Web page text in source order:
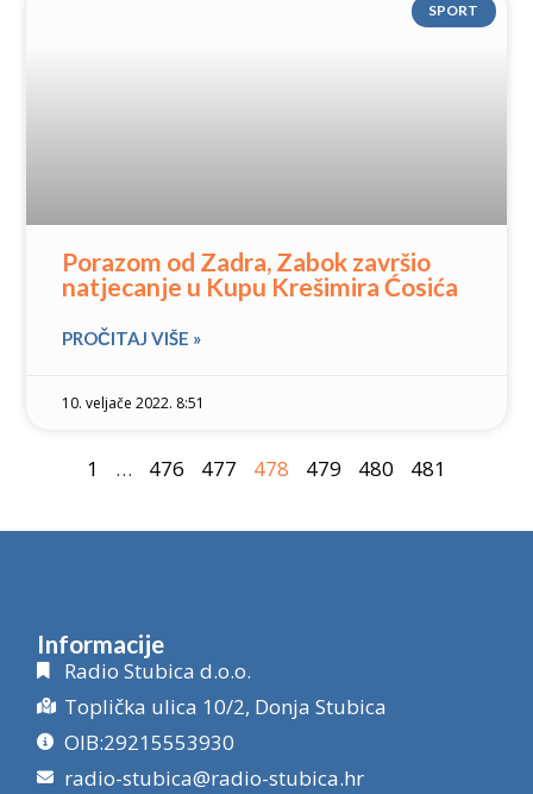
SPORT
Porazom od Zadra, Zabok završio
natjecanje u Kupu Krešimira Ćosića
PROČITAJ VIŠE »
10. veljače 2022. 8:51
1 … 476 477 478 479 480 481
Informacije
Radio Stubica d.o.o.
Toplička ulica 10/2, Donja Stubica
OIB:29215553930
radio-stubica@radio-stubica.hr